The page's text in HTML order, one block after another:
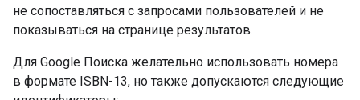
не сопоставляться с запросами пользователей и не
показываться на странице результатов.
Для Google Поиска желательно использовать номера
в формате ISBN-13, но также допускаются следующие